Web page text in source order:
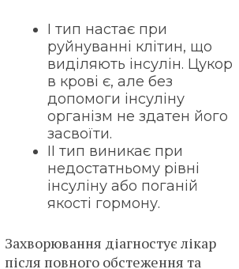
I тип настає при
руйнуванні клітин, що
виділяють інсулін. Цукор
в крові є, але без
допомоги інсуліну
організм не здатен його
засвоїти.
II тип виникає при
недостатньому рівні
інсуліну або поганій
якості гормону.
Захворювання діагностує лікар
після повного обстеження та